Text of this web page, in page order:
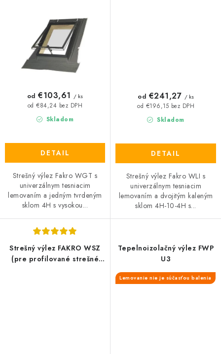
Skladom
od €84,24 bez DPH
od €103,61 / ks
DETAIL
Strešný výlez Fakro WGT s
univerzálnym tesniacim
lemovaním a jedným tvrdeným
sklom 4H s vysokou...
Skladom
od €196,15 bez DPH
od €241,27 / ks
DETAIL
Strešný výlez Fakro WLI s
univerzálnym tesniacim
lemovaním a dvojitým kaleným
sklom 4H-10-4H s...
Strešný výlez FAKRO WSZ
(pre profilované strešné
Tepelnoizolačný výlez FWP
U3
Lemovanie nie je súčasťou balenia